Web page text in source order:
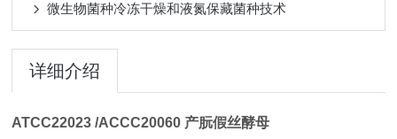
微生物菌种冷冻干燥和液氮保藏菌种技术
详细介绍
ATCC22023 /ACCC20060 产朊假丝酵母